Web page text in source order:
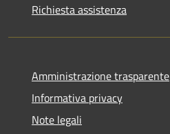
Richiesta assistenza
Amministrazione trasparente
Informativa privacy
Note legali